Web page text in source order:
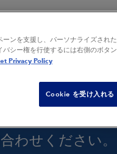
ドライアイス
わせください。
ンを支援し、パーソナライズされた
シー権を行使するには右側のボタン
Privacy Policy
Cookie を受け入れる